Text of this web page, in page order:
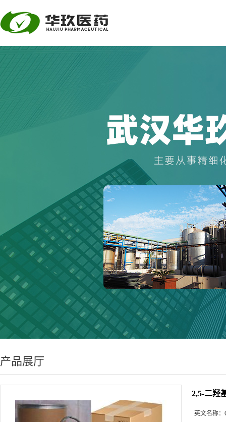
产品展厅
2,5-二羟
英文名称：